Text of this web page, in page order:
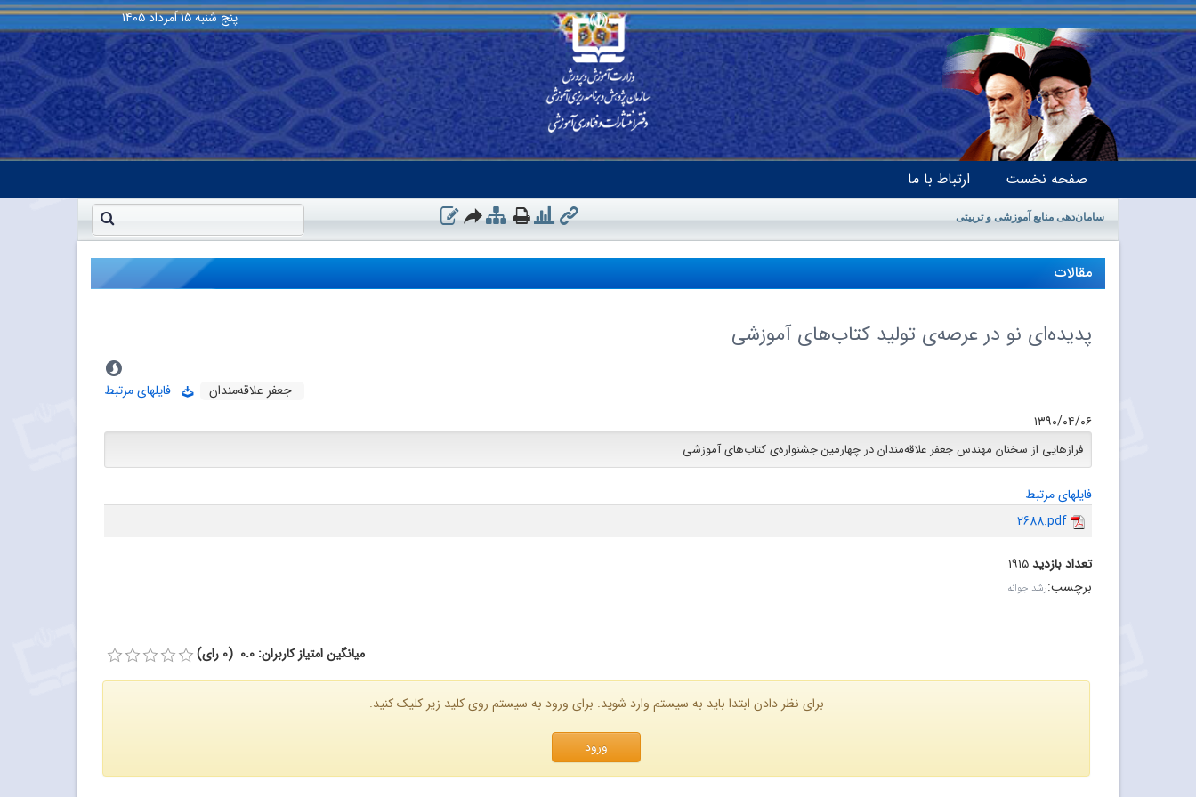
پنج شنبه۱۵ اَمرداد ۱۴۰۵
صفحه نخست ارتباط با ما
سامان‌دهی منابع آموزشی و تربیتی
مقالات
پدید‌ه‌اى نو در عرصه‌ى تولید کتاب‌هاى آموزشى
جعفر علاقه‌مندان
فایلهای مرتبط
۱۳۹۰/۰۴/۰۶
فرازهایى از سخنان مهندس جعفر علاقه‌مندان در چهارمین جشنواره‌ى کتاب‌هاى آموزشى
فایلهای مرتبط
2688.pdf
تعداد بازدید۱۹۱۵
برچسب:رشد جوانه
میانگین امتیاز کاربران: 0.0 (0 رای)
برای نظر دادن ابتدا باید به سیستم وارد شوید. برای ورود به سیستم روی کلید زیر کلیک کنید.
ورود